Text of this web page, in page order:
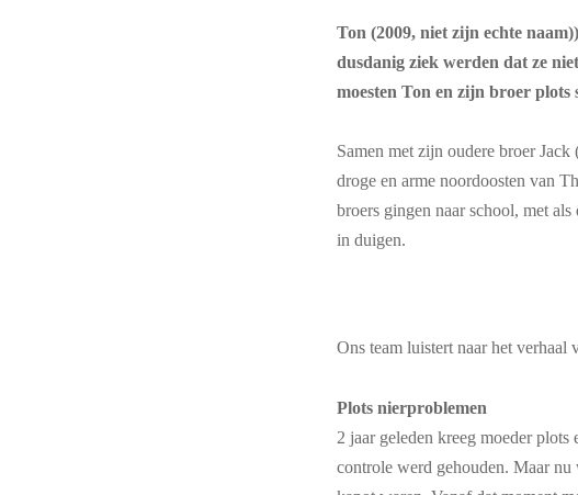
Ton (2009, niet zijn echte
dusdanig ziek werden dat ze
moesten Ton en zijn broer
Samen met zijn oudere broer
droge en arme noordoosten van
broers gingen naar school, met
in duigen.
Ons team luistert naar het verhaal
Plots nierproblemen
2 jaar geleden kreeg moeder
controle werd gehouden. Maar nu